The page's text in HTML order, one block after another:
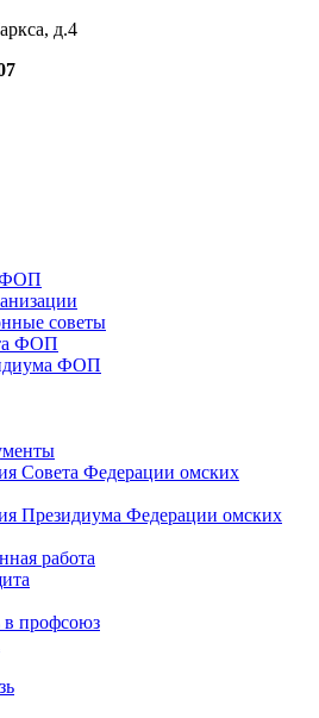
д.4
ФОП
советы
ФОП
ФОП
Совета Федерации омских
Президиума Федерации омских
работа
в профсоюз